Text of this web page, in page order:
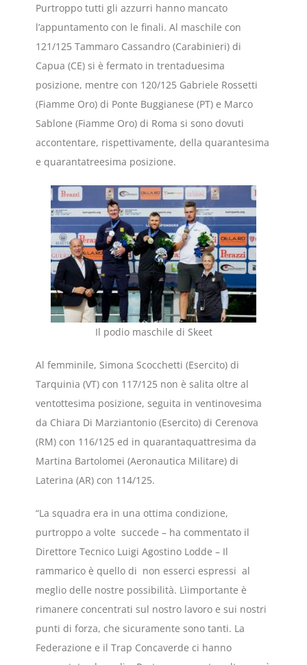
Purtroppo tutti gli azzurri hanno mancato
l’appuntamento con le finali. Al maschile con
121/125 Tammaro Cassandro (Carabinieri) di
Capua (CE) si è fermato in trentaduesima
posizione, mentre con 120/125 Gabriele Rossetti
(Fiamme Oro) di Ponte Buggianese (PT) e Marco
Sablone (Fiamme Oro) di Roma si sono dovuti
accontentare, rispettivamente, della quarantesima
e quarantatreesima posizione.
Il podio maschile di Skeet
Al femminile, Simona Scocchetti (Esercito) di
Tarquinia (VT) con 117/125 non è salita oltre al
ventottesima posizione, seguita in ventinovesima
da Chiara Di Marziantonio (Esercito) di Cerenova
(RM) con 116/125 ed in quarantaquattresima da
Martina Bartolomei (Aeronautica Militare) di
Laterina (AR) con 114/125.
“La squadra era in una ottima condizione,
purtroppo a volte succede – ha commentato il
Direttore Tecnico Luigi Agostino Lodde – Il
rammarico è quello di non esserci espressi al
meglio delle nostre possibilità. Lìimportante è
rimanere concentrati sul nostro lavoro e sui nostri
punti di forza, che sicuramente sono tanti. La
Federazione e il Trap Concaverde ci hanno